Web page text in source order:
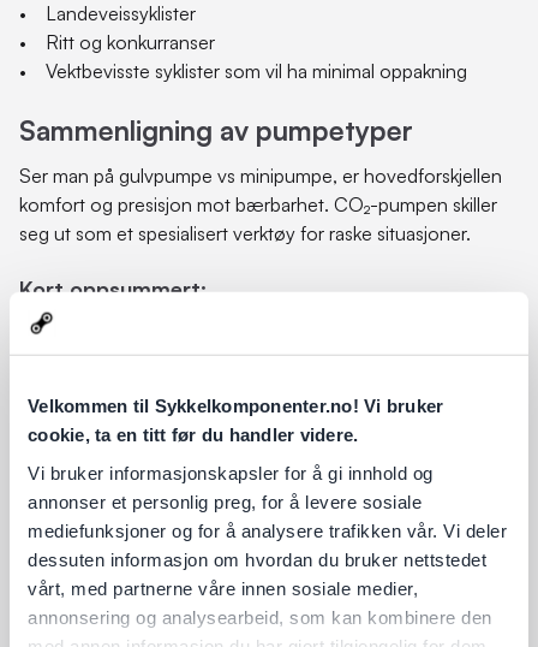
Velkommen til Sykkelkomponenter.no! Vi bruker
cookie, ta en titt før du handler videre.
Vi bruker informasjonskapsler for å gi innhold og
annonser et personlig preg, for å levere sosiale
mediefunksjoner og for å analysere trafikken vår. Vi deler
dessuten informasjon om hvordan du bruker nettstedet
vårt, med partnerne våre innen sosiale medier,
annonsering og analysearbeid, som kan kombinere den
• Landeveissyklister
• Ritt og konkurranser
• Vektbevisste syklister som vil ha minimal oppakning
Sammenligning av pumpetyper
Ser man på gulvpumpe vs minipumpe, er hovedforskjellen
komfort og presisjon mot bærbarhet. CO₂-pumpen skiller
seg ut som et spesialisert verktøy for raske situasjoner.
Kort oppsummert:
• Gulvpumpe = presisjon og komfort
• Minipumpe = tilgjengelighet og sikkerhet
Mange erfarne syklister kombinerer flere løsninger for å
dekke alle behov.
Pumpetyper og Clik Valve-kompatibilitet
Når du sammenligner gulvpumpe vs minipumpe vs CO₂-
pumpe, er det også verdt å se på ventilkompatibilitet. Med
introduksjonen av Clik Valvehar flere pumper fått støtte for
klikk-feste enten direkte eller via adapter.